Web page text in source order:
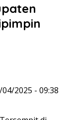
2025 - 09:38